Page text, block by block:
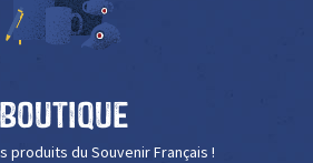
Boutique
produits du Souvenir Français !